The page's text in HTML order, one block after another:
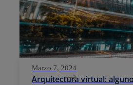
Marzo 7, 2024
Arquitectura virtual: